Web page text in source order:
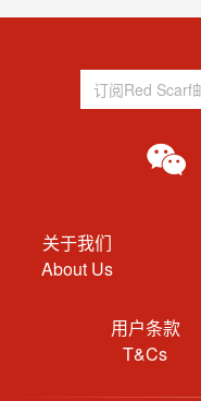
关于我们
About Us
用户条款
T&Cs